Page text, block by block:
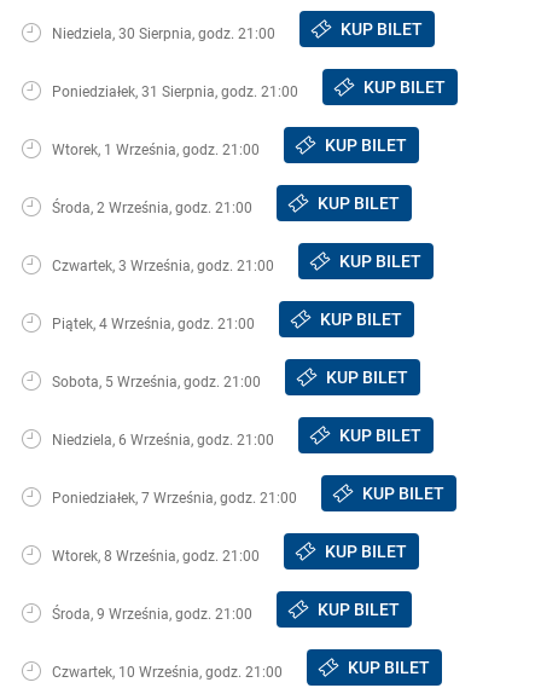
Niedziela, 30 Sierpnia, godz. 21:00 KUP BILET
Poniedziałek, 31 Sierpnia, godz. 21:00 KUP BILET
Wtorek, 1 Września, godz. 21:00 KUP BILET
Środa, 2 Września, godz. 21:00 KUP BILET
Czwartek, 3 Września, godz. 21:00 KUP BILET
Piątek, 4 Września, godz. 21:00 KUP BILET
Sobota, 5 Września, godz. 21:00 KUP BILET
Niedziela, 6 Września, godz. 21:00 KUP BILET
Poniedziałek, 7 Września, godz. 21:00 KUP BILET
Wtorek, 8 Września, godz. 21:00 KUP BILET
Środa, 9 Września, godz. 21:00 KUP BILET
Czwartek, 10 Września, godz. 21:00 KUP BILET